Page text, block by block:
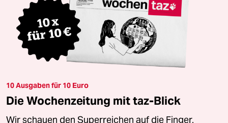
10 Ausgaben für 10 Euro
Die Wochenzeitung mit taz-Blick
Wir schauen den Superreichen auf die Finger.